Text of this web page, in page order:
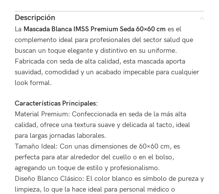
Descripción
La Mascada Blanca IMSS Premium Seda 60×60 cm es el
complemento ideal para profesionales del sector salud que
buscan un toque elegante y distintivo en su uniforme.
Fabricada con seda de alta calidad, esta mascada aporta
suavidad, comodidad y un acabado impecable para cualquier
look formal.
Características Principales:
Material Premium: Confeccionada en seda de la más alta
calidad, ofrece una textura suave y delicada al tacto, ideal
para largas jornadas laborales.
Tamaño Ideal: Con unas dimensiones de 60×60 cm, es
perfecta para atar alrededor del cuello o en el bolso,
agregando un toque de estilo y profesionalismo.
Diseño Blanco Clásico: El color blanco es símbolo de pureza y
limpieza, lo que la hace ideal para personal médico o